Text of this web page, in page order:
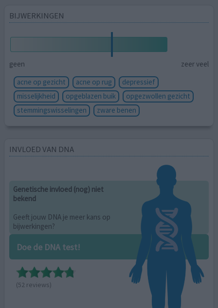
BIJWERKINGEN
geen
zeer veel
acne op gezicht
acne op rug
depressief
misselijkheid
opgeblazen buik
opgezwollen gezicht
stemmingswisselingen
zware benen
INVLOED VAN DNA
Genetische invloed (nog) niet
bekend
Geeft jouw DNA je meer kans op
bijwerkingen?
Doe de DNA test!
(52 reviews)